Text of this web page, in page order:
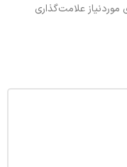
علامت‌گذاری